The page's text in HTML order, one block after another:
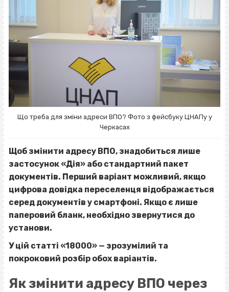
Що треба для зміни адреси ВПО? Фото з фейсбуку ЦНАПу у
Черкасах
Щоб змінити адресу ВПО, знадобиться лише
застосунок «Дія» або стандартний пакет
документів. Перший варіант можливий, якщо
цифрова довідка переселенця відображається
серед документів у смартфоні. Якщо є лише
паперовий бланк, необхідно звернутися до
установи.
У цій статті «18000» — зрозумілий та
покроковий розбір обох варіантів.
Як змінити адресу ВПО через